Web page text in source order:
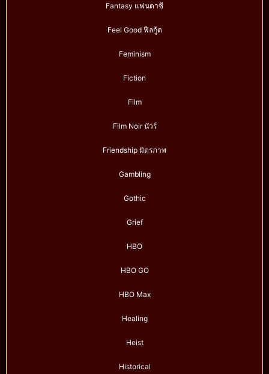
Fantasy แฟนตาซี
Feel Good ฟีลกู้ด
Feminism
Fiction
Film
Film Noir นัวร์
Friendship มิตรภาพ
Gambling
Gothic
Grief
HBO
HBO GO
HBO Max
Healing
Heist
Historical